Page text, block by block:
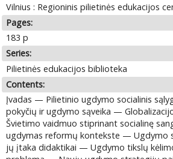
Vilnius : Regioninis pilietinės edukacijos
Pages:
183 p
Series:
Pilietinės edukacijos biblioteka
Contents:
Įvadas — Pilietinio ugdymo socialinis
pokyčių ir ugdymo sąveika —
Švietimo vaidmuo stiprinant socialinę
ugdymas reformų kontekste — Ugdymo
jų įtaka didaktikai — Ugdymo tikslų